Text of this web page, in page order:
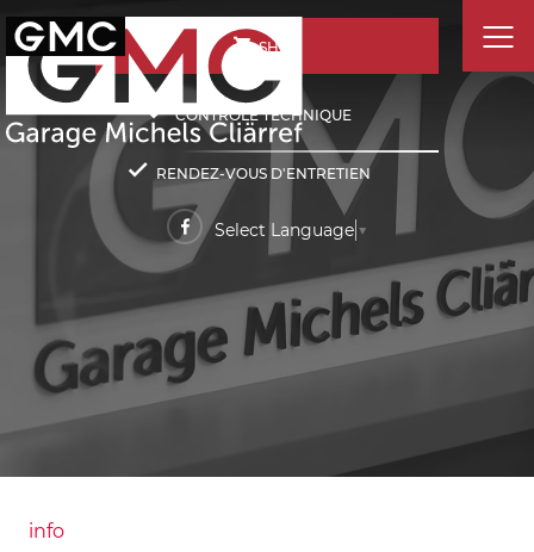
SHOP
CONTRÔLE TECHNIQUE
RENDEZ-VOUS D'ENTRETIEN
Select Language ▼
info